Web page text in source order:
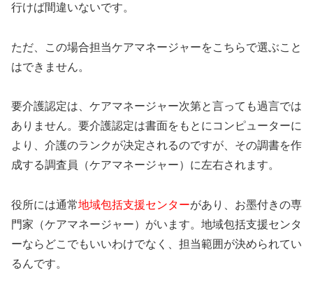
行けば間違いないです。
ただ、この場合担当ケアマネージャーをこちらで選ぶこと
はできません。
要介護認定は、ケアマネージャー次第と言っても過言では
ありません。要介護認定は書面をもとにコンピューターに
より、介護のランクが决定されるのですが、その調書を作
成する調査員（ケアマネージャー）に左右されます。
役所には通常地域包括支援センターがあり、お墨付きの専
門家（ケアマネージャー）がいます。地域包括支援センタ
ーならどこでもいいわけでなく、担当範囲が決められてい
るんです。